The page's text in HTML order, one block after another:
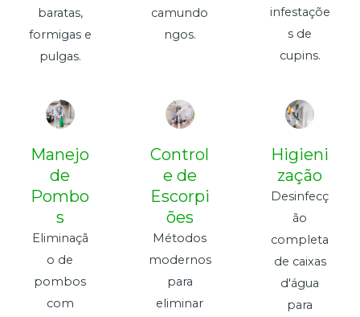
baratas,
formigas e
pulgas.
camundo
ngos.
infestaçõe
s de
cupins.
Manejo
de
Pombo
s
Eliminaçã
o de
pombos
com
Control
e de
Escorpi
ões
Métodos
modernos
para
eliminar
Higieni
zação
Desinfecç
ão
completa
de caixas
d'água
para